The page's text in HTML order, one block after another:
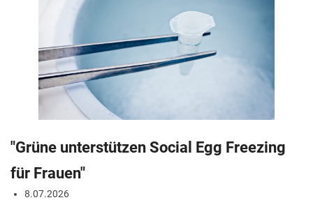
"Grüne unterstützen Social Egg Freezing
für Frauen"
8.07.2026